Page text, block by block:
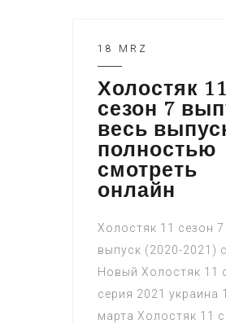
18 MRZ
Холостяк 11
сезон 7
весь
полностью
смотреть
онлайн
Холостяк 11 сезон 7
выпуск (2020-2021)
Новый Холостяк 11
серия 2021 украина
марта Холостяк 11